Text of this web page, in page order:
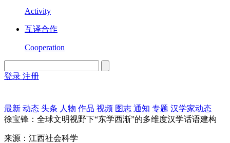
Activity
互译合作
Cooperation
登录 注册
最新 动态 头条 人物 作品 视频 图志 通知 专题 汉学家动态
徐宝锋：全球文明视野下“东学西渐”的多维度汉学话语建构
来源：江西社会科学